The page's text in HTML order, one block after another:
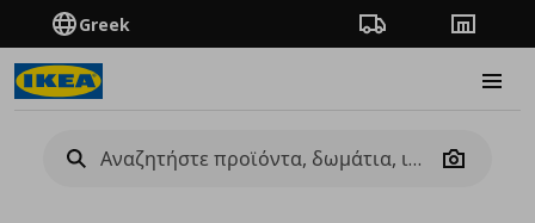
Greek Πορεία παραγγελίας
Camera